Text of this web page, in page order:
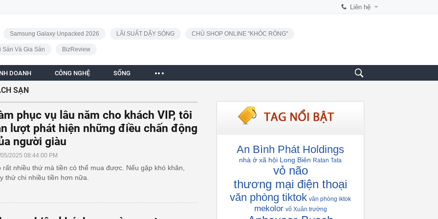
Liên hệ
Samsung Galaxy Unpacked 2026 LÃI SUẤT DẬY SÓNG CHỦ SHOP ONLINE "KHÓC RÒNG"
Sản Và Gia Sản BizReview
DOANH CÔNG NGHỆ SỐNG
SẠN
phục vụ lâu năm cho khách VIP, tôi
lượt phát hiện những điều chấn động
người giàu
2025 08:44:00 PM
rất nhiều thứ mà tiền có thể mua được. Nếu gặp khó khăn,
thử chi nhiều tiền hơn nữa.
An Bình Phát Holdings
nhà ở xã hội Long Biên Ratan Tata
vỏ não
thương mại điện thoại
văn phòng tiktok văn phòng iktok
mekolor võ Xuân trường